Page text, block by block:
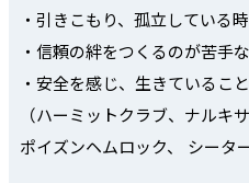
・引きこもり、孤立している時
・信頼の絆をつくるのが苦手な
・安全を感じ、生きているこ
（ハーミットクラブ、ナルキ
ポイズンヘムロック、 シータ